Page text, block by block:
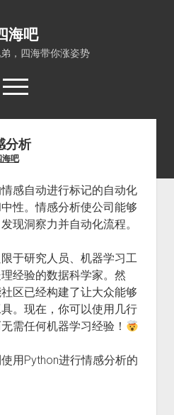
海吧
，四海带你涨姿势
open
menu
首页
menu
涨姿势
福利吧
门事件
利福利
影推荐
情报局
四海吧
小猪AI
分析
海吧
感自动进行标记的自动化
性。情感分析使公司能够
现洞察力并自动化流程。
于研究人员、机器学习工
经验的数据科学家。然
区已经构建了让大众能够
。现在，你可以使用几行
需任何机器学习经验！
用Python进行情感分析的